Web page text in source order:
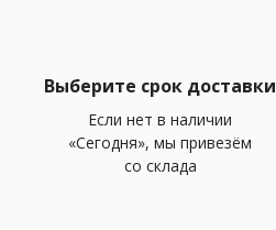
Выберите срок доставки
Если нет в наличии
«Сегодня», мы привезём
со склада